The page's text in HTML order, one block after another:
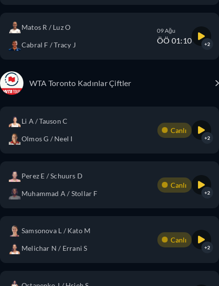
Matos R / Luz O
Cabral F / Tracy J
09 Ağu
ÖÖ 01:10 +2
WTA Toronto Kadınlar Çiftler
Li A / Tauson C
Olmos G / Neel I
Canlı
+2
Perez E / Schuurs D
Muhammad A / Stollar F
Canlı
+2
Samsonova L / Kato M
Melichar N / Errani S
Canlı
+2